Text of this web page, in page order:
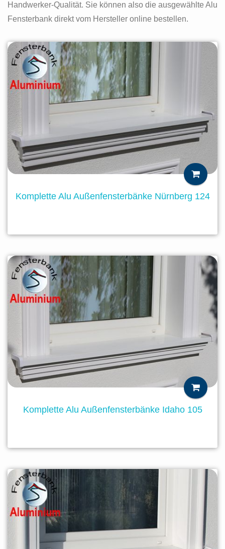
Handwerker-Qualität. Sie können also die ausgewählte Alu
Fensterbank direkt vom Hersteller online bestellen.
Komplette Alu Außenfensterbänke Nürnberg 124
Komplette Alu Außenfensterbänke Idaho 105